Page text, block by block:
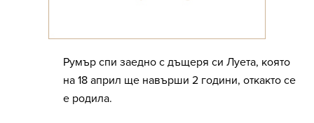
Румър спи заедно с дъщеря си Луета, която
на 18 април ще навърши 2 години, откакто се
е родила.